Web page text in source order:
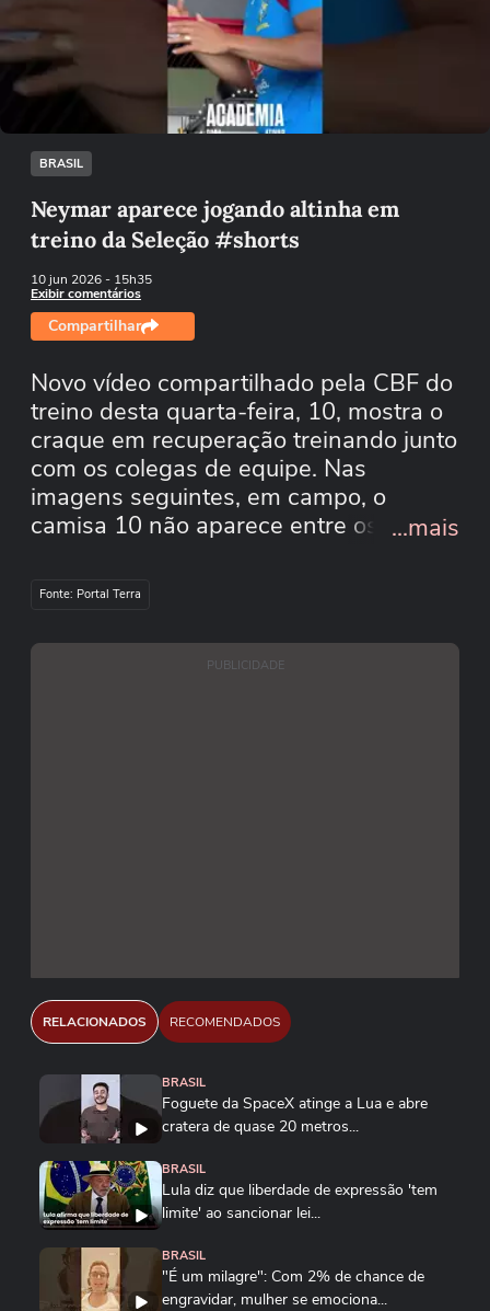
Não foi possível reproduzir o vídeo
Tentar novamente
BRASIL
Neymar aparece jogando altinha em
treino da Seleção #shorts
10 jun 2026- 15h35
Exibir comentários
Compartilhar
Novo vídeo compartilhado pela CBF do
treino desta quarta-feira, 10, mostra o
craque em recuperação treinando junto
com os colegas de equipe. Nas
imagens seguintes, em campo, o
camisa 10 não aparece entre os
#terraesportes
...mais
Fonte: Portal Terra
PUBLICIDADE
RELACIONADOS RECOMENDADOS
BRASIL
Foguete da SpaceX atinge a Lua e abre
cratera de quase 20 metros...
BRASIL
Lula diz que liberdade de expressão 'tem
limite' ao sancionar lei...
BRASIL
"É um milagre": Com 2% de chance de
engravidar, mulher se emociona...